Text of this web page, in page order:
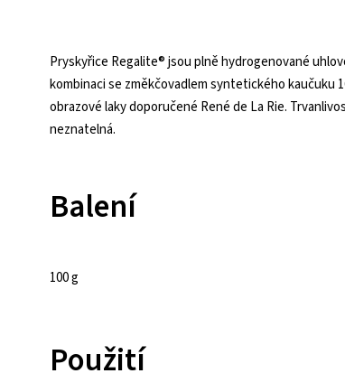
Pryskyřice Regalite® jsou plně hydrogenované
kombinaci se změkčovadlem syntetického kaučuku
obrazové laky doporučené René de La Rie.
neznatelná.
Balení
100 g
Použití